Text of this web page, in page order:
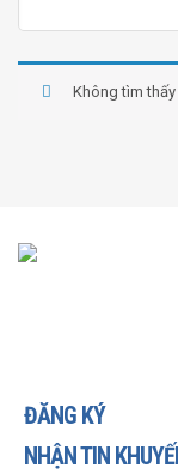
Không tìm
ĐĂNG KÝ
NHẬN TIN